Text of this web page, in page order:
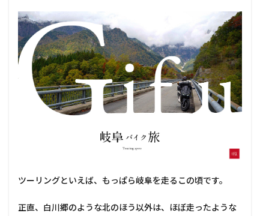
ツーリングといえば、もっぱら岐阜を走るこの頃です。
正直、白川郷のような北のほう以外は、ほぼ走ったような